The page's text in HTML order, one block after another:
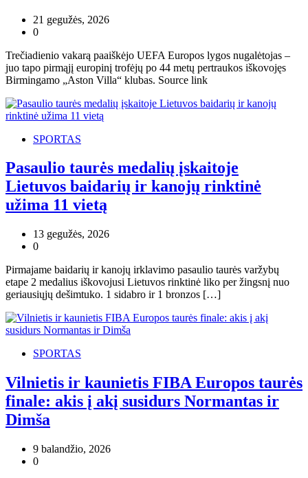
21 gegužės, 2026
0
Trečiadienio vakarą paaiškėjo UEFA Europos lygos nugalėtojas –
juo tapo pirmąjį europinį trofėjų po 44 metų pertraukos iškovojęs
Birmingamo „Aston Villa“ klubas. Source link
SPORTAS
Pasaulio taurės medalių įskaitoje
Lietuvos baidarių ir kanojų rinktinė
užima 11 vietą
13 gegužės, 2026
0
Pirmajame baidarių ir kanojų irklavimo pasaulio taurės varžybų
etape 2 medalius iškovojusi Lietuvos rinktinė liko per žingsnį nuo
geriausiųjų dešimtuko. 1 sidabro ir 1 bronzos […]
SPORTAS
Vilnietis ir kaunietis FIBA Europos taurės
finale: akis į akį susidurs Normantas ir
Dimša
9 balandžio, 2026
0